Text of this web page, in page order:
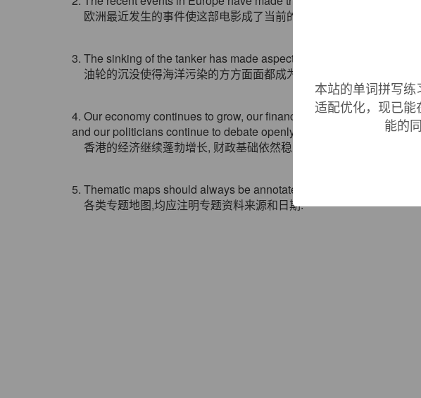
欧洲最近发生的事件使这部电影成了当前的热门话题.
3. The sinking of the tanker has made aspects of marine pollution
油轮的沉没使得海洋污染的方方面面都成为眼下大家尤为关注的热点
4. Our economy continues to grow, our financial foundation remains
and our politicians continue to debate openly on all the
issues.
香港的经济继续蓬勃增长, 财政基础依然稳固, 社会维持多元化.
5. Thematic maps should always be annotated with the source and
各类专题地图,均应注明专题资料来源和日期.
本站的单词拼写
适配优化，现已
能的